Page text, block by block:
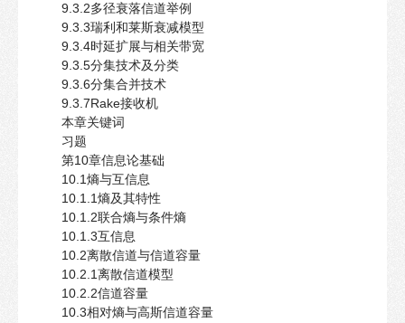
9.3.2多径衰落信道举例
9.3.3瑞利和莱斯衰减模型
9.3.4时延扩展与相关带宽
9.3.5分集技术及分类
9.3.6分集合并技术
9.3.7Rake接收机
本章关键词
习题
第10章信息论基础
10.1熵与互信息
10.1.1熵及其特性
10.1.2联合熵与条件熵
10.1.3互信息
10.2离散信道与信道容量
10.2.1离散信道模型
10.2.2信道容量
10.3相对熵与高斯信道容量